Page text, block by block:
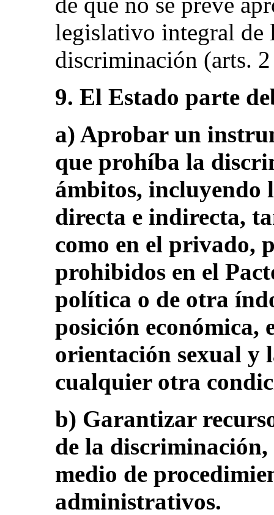
legislativo integral de
discriminación (arts.
9. El Estado parte
a) Aprobar un
que prohíba la
ámbitos,
directa e indirecta,
como en el privado,
prohibidos en el
política o de otra
posición económica,
orientación sexual y
cualquier otra
b) Garantizar
de la discriminación,
medio de
administrativos.